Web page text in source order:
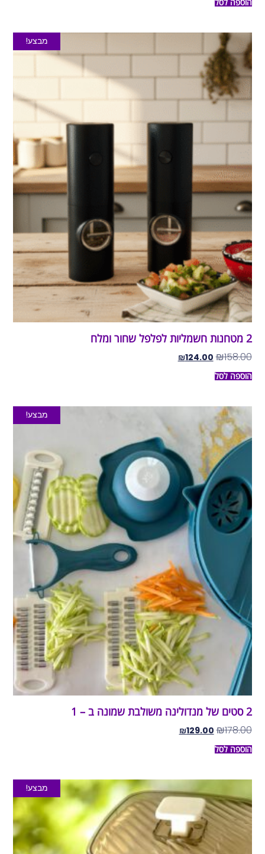
מבצע!
2 מטחנות חשמליות לפלפל שחור ומלח
₪158.00
₪124.00
הוספה לסל
מבצע!
2 סטים של מנדולינה משולבת שמונה ב – 1
₪178.00
₪129.00
הוספה לסל
מבצע!